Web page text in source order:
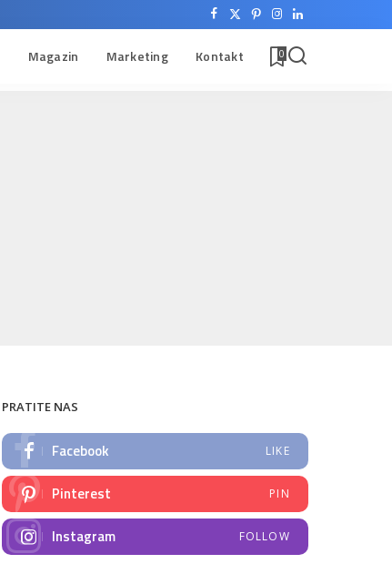
Magazin Marketing Kontakt 0
PRATITE NAS
Facebook LIKE
Pinterest PIN
Instagram FOLLOW